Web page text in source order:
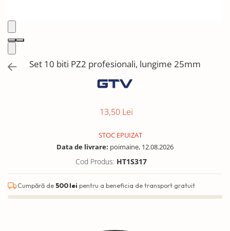
Plinte, antistropi & accesorii
Set 10 biti PZ2 profesionali, lungime 25mm
13,50 Lei
STOC EPUIZAT
Data de livrare: poimaine, 12.08.2026
Cod Produs: HT1S317
Cumpără de500 lei pentru a beneficia de transport gratuit